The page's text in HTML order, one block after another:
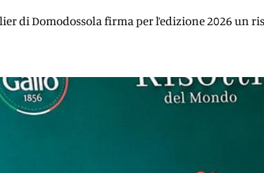
di Domodossola firma per l’edizione 2026